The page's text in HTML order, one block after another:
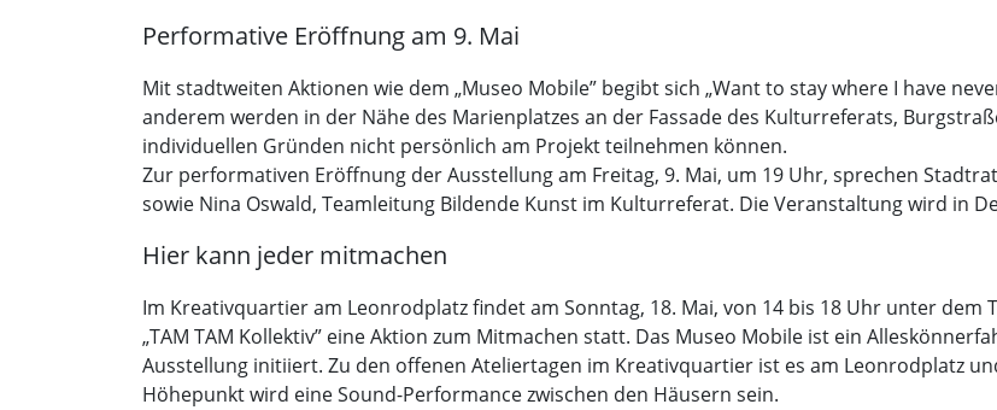
Performative Eröffnung am 9. Mai
Mit stadtweiten Aktionen wie dem „Museo Mobile” begibt sich „Want to stay where I have
anderem werden in der Nähe des Marienplatzes an der Fassade des Kulturreferats,
individuellen Gründen nicht persönlich am Projekt teilnehmen können.
Zur performativen Eröffnung der Ausstellung am Freitag, 9. Mai, um 19 Uhr, sprechen
sowie Nina Oswald, Teamleitung Bildende Kunst im Kulturreferat. Die Veranstaltung wird in
Hier kann jeder mitmachen
Im Kreativquartier am Leonrodplatz findet am Sonntag, 18. Mai, von 14 bis 18 Uhr unter dem
„TAM TAM Kollektiv” eine Aktion zum Mitmachen statt. Das Museo Mobile ist ein
Ausstellung initiiert. Zu den offenen Ateliertagen im Kreativquartier ist es am Leonrodplatz
Höhepunkt wird eine Sound-Performance zwischen den Häusern sein.